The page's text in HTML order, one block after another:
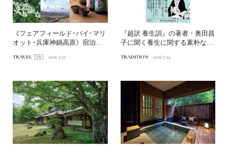
《フェアフィールド･バイ･マリ
オット･兵庫神鍋高原》宿泊特
TRAVEL 2026.7.27
『超訳 養生訓』の著者・奥田昌
子に聞く養生に関する素朴な疑
TRADITION 2026.7.25